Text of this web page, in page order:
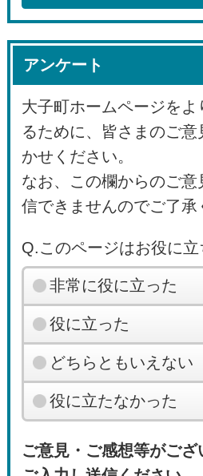
アンケート
大子町ホームページを
るために、皆さまのご
かせください。
なお、この欄からのご意
信できませんのでご了承
Q.このページはお役に立
非常に役に立った
役に立った
どちらともいえない
役に立たなかった
ご意見・ご感想等がご